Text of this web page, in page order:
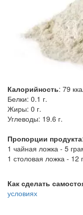
Калорийность: 79
Белки: 0.1 г.
Жиры: 0 г.
Углеводы: 19.6 г.
Пропорции продукта:
1 чайная ложка - 5
1 столовая ложка - 12
Как сделать
условиях